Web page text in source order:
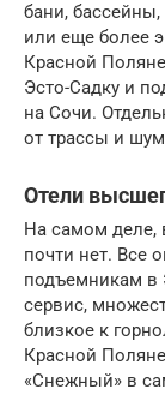
бани,
или еще более
Красной
Эсто-Садку и
на Сочи.
от трассы и
Отели
На самом деле,
почти нет. Все
подъемникам в
сервис,
близкое к
Красной
«Снежный» в